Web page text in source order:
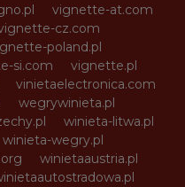
vignette-at.com
cz.com
poland.pl
si.com
vignette.pl
vinietaelectronica.com
wegrywinieta.pl
winieta-litwa.pl
winieta-wegry.pl
winietaaustria.pl